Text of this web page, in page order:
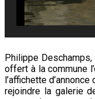
Philippe
offert à la commune
l’affichette
rejoindre la galerie